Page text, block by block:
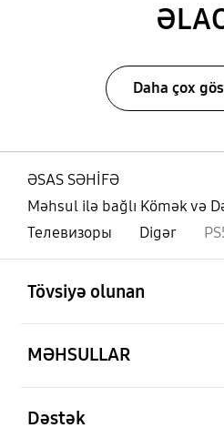
Daha çox
ƏSAS SƏHİFƏ
Məhsul ilə bağlı Kömək və
Телевизоры
Digər
Tövsiyə olunan
MƏHSULLAR
Dəstək